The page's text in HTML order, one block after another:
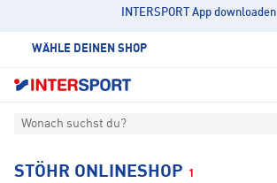
INTERSPORT App downloaden
WÄHLE DEINEN SHOP
Wonach suchst du?
STÖHR ONLINESHOP 1